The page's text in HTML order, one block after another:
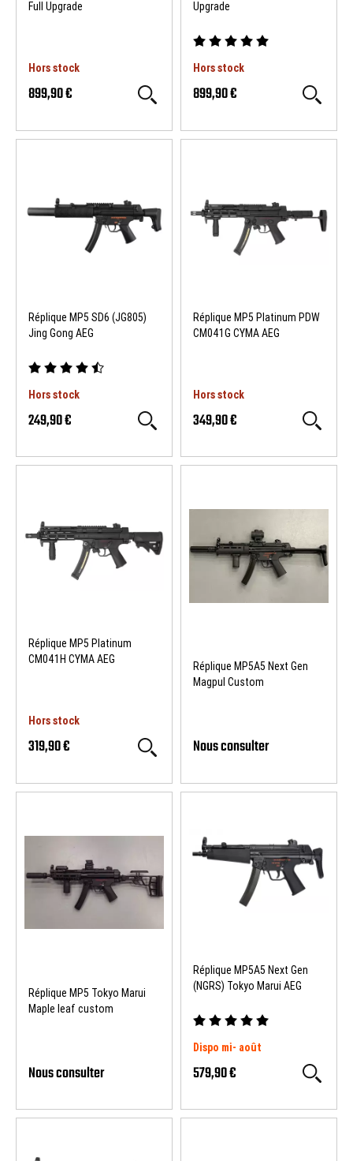
Full Upgrade
Hors stock
899,90 €
Upgrade
Hors stock
899,90 €
Réplique MP5 SD6 (JG805)
Jing Gong AEG
Hors stock
249,90 €
Réplique MP5 Platinum PDW
CM041G CYMA AEG
Hors stock
349,90 €
Réplique MP5 Platinum
CM041H CYMA AEG
Hors stock
319,90 €
Réplique MP5A5 Next Gen
Magpul Custom
Nous consulter
Réplique MP5 Tokyo Marui
Maple leaf custom
Nous consulter
Réplique MP5A5 Next Gen
(NGRS) Tokyo Marui AEG
Dispo mi- août
579,90 €